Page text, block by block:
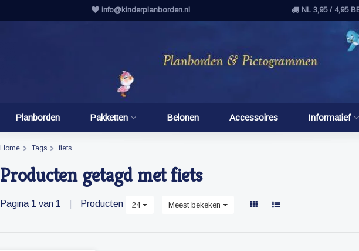
info@kinderplanborden.nl NL 3,95 / 4,95
Planborden Pakketten Belonen Accessoires Informatief
Home Tags fiets
Producten getagd met fiets
Pagina 1 van 1 Producten 24 Meest bekeken